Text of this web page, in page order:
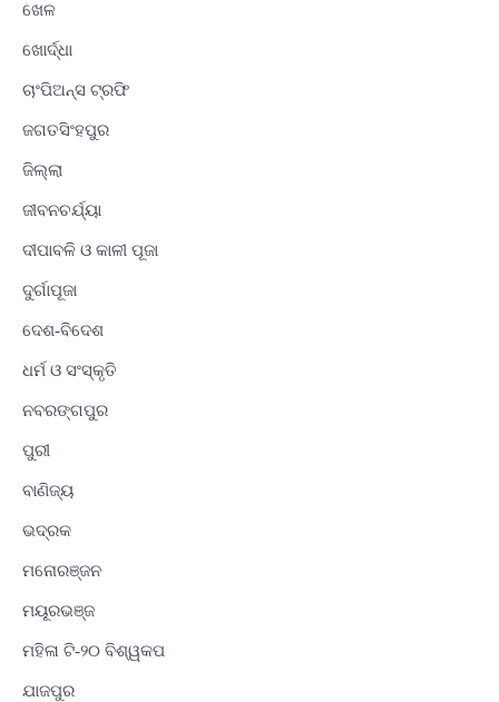
ଖେଳ
ଖୋର୍ଦ୍ଧା
ଚାଂପିଅନ୍ସ ଟ୍ରଫି
ଜଗତସିଂହପୁର
ଜିଲ୍ଲା
ଜୀବନଚର୍ଯ୍ୟା
ଦୀପାବଳି ଓ କାଳୀ ପୂଜା
ଦୁର୍ଗାପୂଜା
ଦେଶ-ବିଦେଶ
ଧର୍ମ ଓ ସଂସ୍କୃତି
ନବରଙ୍ଗପୁର
ପୁରୀ
ବାଣିଜ୍ୟ
ଭଦ୍ରକ
ମନୋରଞ୍ଜନ
ମୟୂରଭଞ୍ଜ
ମହିଳା ଟି-୨୦ ବିଶ୍ୱକପ
ଯାଜପୁର